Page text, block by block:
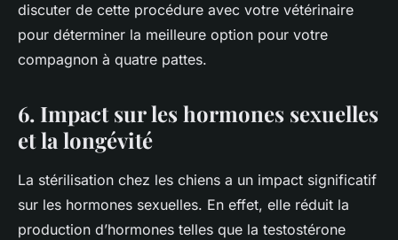
discuter de cette procédure avec votre vétérinaire
pour déterminer la meilleure option pour votre
compagnon à quatre pattes.
6. Impact sur les hormones sexuelles
et la longévité
La stérilisation chez les chiens a un impact significatif
sur les hormones sexuelles. En effet, elle réduit la
production d’hormones telles que la testostérone